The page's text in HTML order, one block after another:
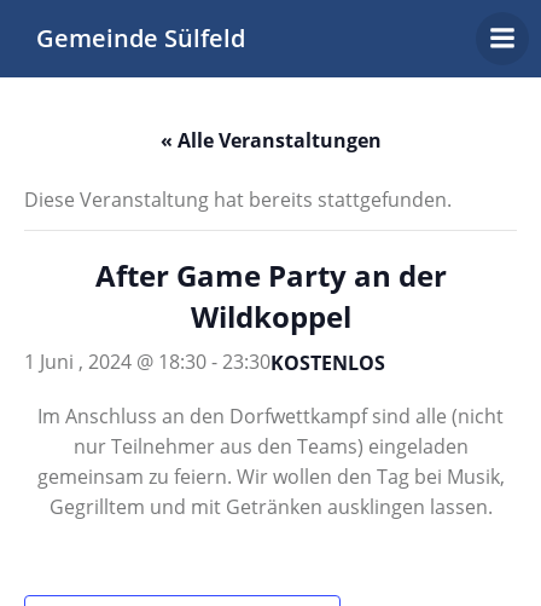
springen
Gemeinde Sülfeld
« Alle Veranstaltungen
Diese Veranstaltung hat bereits stattgefunden.
After Game Party an der
Wildkoppel
1 Juni , 2024 @ 18:30-23:30KOSTENLOS
Im Anschluss an den Dorfwettkampf sind alle (nicht
nur Teilnehmer aus den Teams) eingeladen
gemeinsam zu feiern. Wir wollen den Tag bei Musik,
Gegrilltem und mit Getränken ausklingen lassen.